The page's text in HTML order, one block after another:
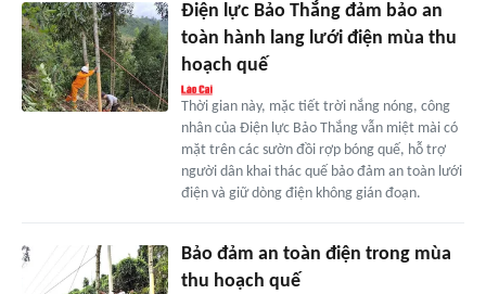
Điện lực Bảo Thắng đảm bảo an
toàn hành lang lưới điện mùa thu
hoạch quế
Thời gian này, mặc tiết trời nắng nóng, công
nhân của Điện lực Bảo Thắng vẫn miệt mài có
mặt trên các sườn đồi rợp bóng quế, hỗ trợ
người dân khai thác quế bảo đảm an toàn lưới
điện và giữ dòng điện không gián đoạn.
Bảo đảm an toàn điện trong mùa
thu hoạch quế